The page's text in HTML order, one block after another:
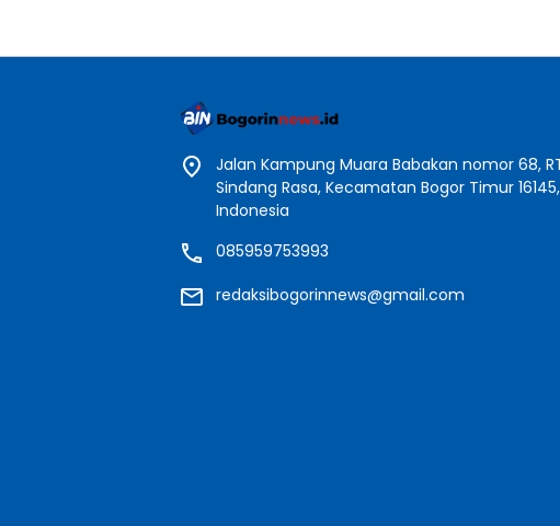
Jalan Kampung Muara Babakan nomor 68,
Sindang Rasa, Kecamatan Bogor Timur
Indonesia
085959753993
redaksibogorinnews@gmail.com